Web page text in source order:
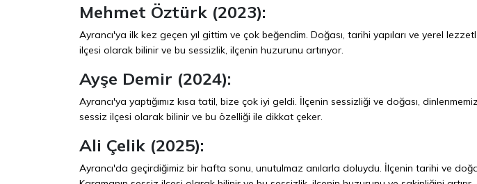
Mehmet Öztürk (2023):
Ayrancı'ya ilk kez geçen yıl gittim ve çok beğendim. Doğası, tarihi yapıları ve yerel
ilçesi olarak bilinir ve bu sessizlik, ilçenin huzurunu artırıyor.
Ayşe Demir (2024):
Ayrancı'ya yaptığımız kısa tatil, bize çok iyi geldi. İlçenin sessizliği ve doğası,
sessiz ilçesi olarak bilinir ve bu özelliği ile dikkat çeker.
Ali Çelik (2025):
Ayrancı'da geçirdiğimiz bir hafta sonu, unutulmaz anılarla doluydu. İlçenin tarihi ve